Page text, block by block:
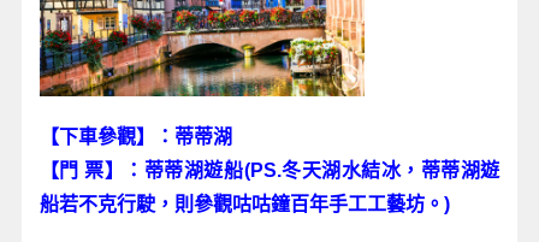
【下車參觀】：蒂蒂湖
【門 票】：蒂蒂湖遊船(PS.冬天湖水結冰，蒂蒂湖遊
船若不克行駛，則參觀咕咕鐘百年手工工藝坊。)